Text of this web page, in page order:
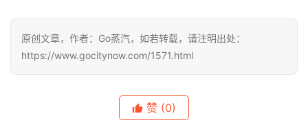
原创文章，作者：Go蒸汽，如若转载，请注明出处：
https://www.gocitynow.com/1571.html
赞 (0)